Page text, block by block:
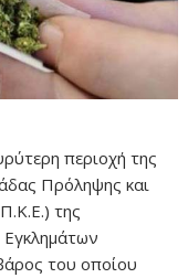
περιοχή της
Πρόληψης και
της
Εγκλημάτων
του οποίου